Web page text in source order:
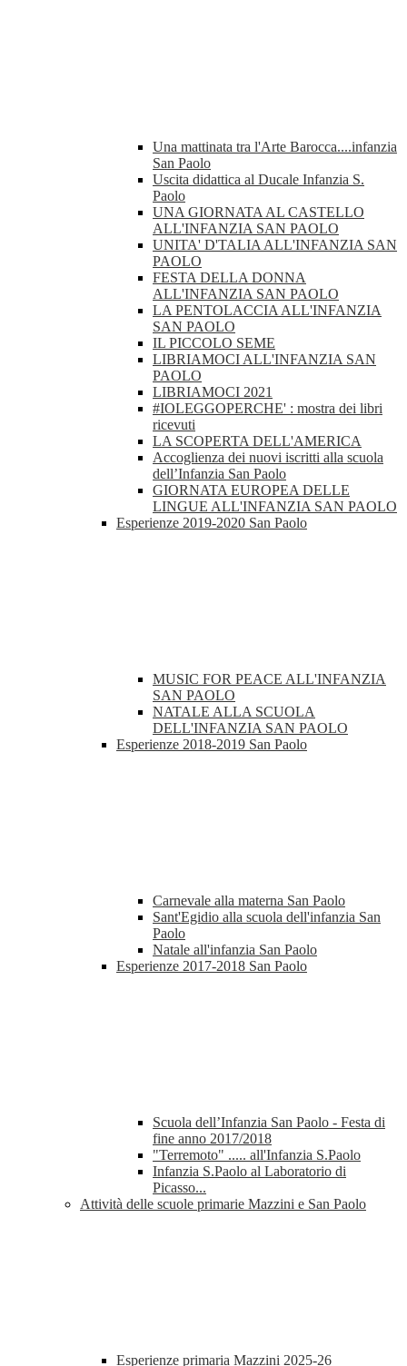
Una mattinata tra l'Arte Barocca....infanzia
San Paolo
Uscita didattica al Ducale Infanzia S.
Paolo
UNA GIORNATA AL CASTELLO
ALL'INFANZIA SAN PAOLO
UNITA' D'TALIA ALL'INFANZIA SAN
PAOLO
FESTA DELLA DONNA
ALL'INFANZIA SAN PAOLO
LA PENTOLACCIA ALL'INFANZIA
SAN PAOLO
IL PICCOLO SEME
LIBRIAMOCI ALL'INFANZIA SAN
PAOLO
LIBRIAMOCI 2021
#IOLEGGOPERCHE' : mostra dei libri
ricevuti
LA SCOPERTA DELL'AMERICA
Accoglienza dei nuovi iscritti alla scuola
dell’Infanzia San Paolo
GIORNATA EUROPEA DELLE
LINGUE ALL'INFANZIA SAN PAOLO
Esperienze 2019-2020 San Paolo
MUSIC FOR PEACE ALL'INFANZIA
SAN PAOLO
NATALE ALLA SCUOLA
DELL'INFANZIA SAN PAOLO
Esperienze 2018-2019 San Paolo
Carnevale alla materna San Paolo
Sant'Egidio alla scuola dell'infanzia San
Paolo
Natale all'infanzia San Paolo
Esperienze 2017-2018 San Paolo
Scuola dell’Infanzia San Paolo - Festa di
fine anno 2017/2018
"Terremoto" ..... all'Infanzia S.Paolo
Infanzia S.Paolo al Laboratorio di
Picasso...
Attività delle scuole primarie Mazzini e San Paolo
Esperienze primaria Mazzini 2025-26